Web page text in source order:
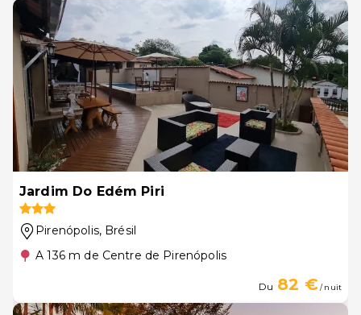
Jardim Do Edém Piri
Pirenópolis, Brésil
A 136 m de Centre de Pirenópolis
Du 82 €/ nuit